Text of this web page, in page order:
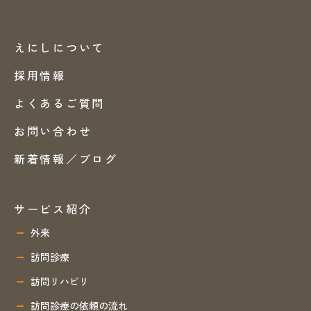
えにしについて
採用情報
よくあるご質問
お問い合わせ
新着情報／ブログ
サービス紹介
外来
訪問診療
訪問リハビリ
訪問診療の依頼の流れ